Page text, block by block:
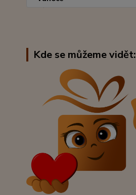
Kde se můžeme vidět: